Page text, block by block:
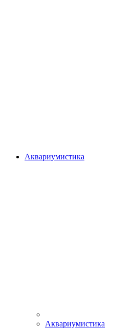
Аквариумистика
Аквариумистика